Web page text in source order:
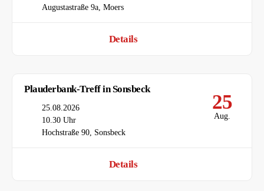
Ort
Augustastraße 9a, Moers
Details
25
Aug.
Plauderbank-Treff in Sonsbeck
Datum
25.08.2026
Uhrzeit
10.30 Uhr
Ort
Hochstraße 90, Sonsbeck
Details